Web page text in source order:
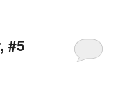
#5